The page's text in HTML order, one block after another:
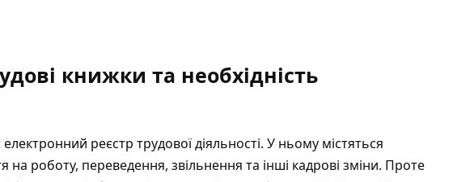
книжки та необхідність
електронний реєстр трудової діяльності. У ньому містяться
на роботу, переведення, звільнення та інші кадрові зміни. Проте